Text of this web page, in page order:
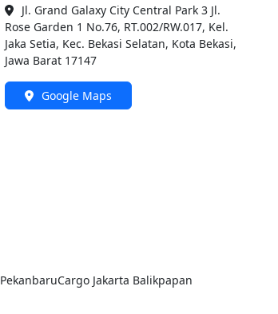
Jl. Grand Galaxy City Central Park 3 Jl.
Rose Garden 1 No.76, RT.002/RW.017, Kel.
Jaka Setia, Kec. Bekasi Selatan, Kota Bekasi,
Jawa Barat 17147
Google Maps
PekanbaruCargo Jakarta Balikpapan